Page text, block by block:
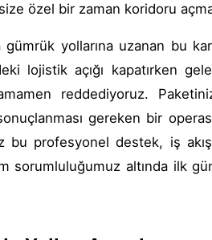
özel bir zaman koridoru
gümrük yollarına uzanan bu
lojistik açığı kapatırken
reddediyoruz.
gereken bir
profesyonel destek, iş
sorumluluğumuz altında ilk